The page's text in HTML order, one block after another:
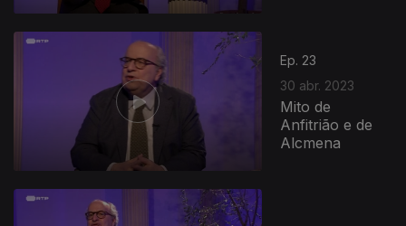
Ep. 23
30 abr. 2023
Mito de
Anfitrião e de
Alcmena